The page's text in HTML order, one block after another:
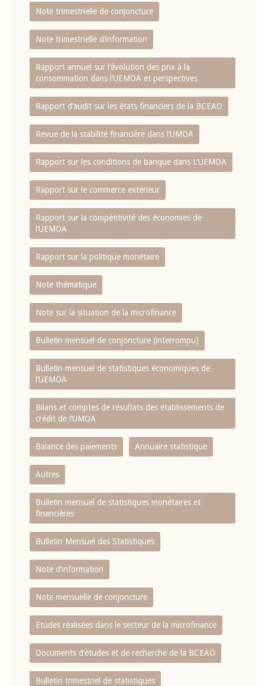
Note trimestrielle de conjoncture
Note trimestrielle d‘information
Rapport annuel sur l‘évolution des prix à la
consommation dans l‘UEMOA et perspectives
Rapport d‘audit sur les états financiers de la BCEAO
Revue de la stabilité financière dans l‘UMOA
Rapport sur les conditions de banque dans L‘UEMOA
Rapport sur le commerce extérieur
Rapport sur la compétitivité des économies de
l‘UEMOA
Rapport sur la politique monétaire
Note thématique
Note sur la situation de la microfinance
Bulletin mensuel de conjoncture (interrompu)
Bulletin mensuel de statistiques économiques de
l‘UEMOA
Bilans et comptes de résultats des établissements de
crédit de l‘UMOA
Balance des paiements Annuaire statistique
Autres
Bulletin mensuel de statistiques monétaires et
financières
Bulletin Mensuel des Statistiques
Note d’information
Note mensuelle de conjoncture
Etudes réalisées dans le secteur de la microfinance
Documents d’études et de recherche de la BCEAO
Bulletin trimestriel de statistiques